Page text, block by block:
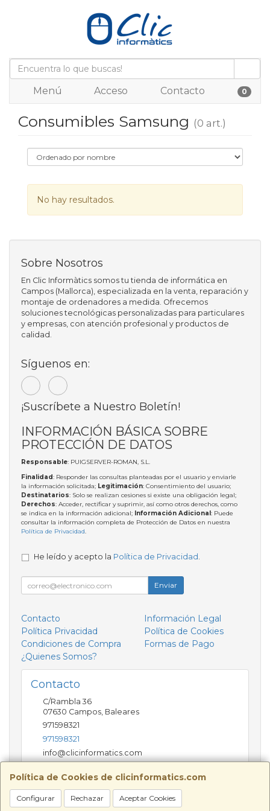
Menú Acceso Contacto 0
Consumibles Samsung (0 art.)
No hay resultados.
Política de Cookies de clicinformatics.com
Configurar Rechazar Aceptar Cookies
Sobre Nosotros
En Clic Informàtics somos tu tienda de informática en
Campos (Mallorca), especializada en la venta, reparación y
montaje de ordenadores a medida. Ofrecemos
soluciones tecnológicas personalizadas para particulares
y empresas, con atención profesional y productos de
calidad.
Síguenos en:
¡Suscríbete a Nuestro Boletín!
INFORMACIÓN BÁSICA SOBRE
PROTECCIÓN DE DATOS
Responsable: PUIGSERVER-ROMAN, S.L.
Finalidad: Responder las consultas planteadas por el usuario y enviarle
la información solicitada; Legitimación: Consentimiento del usuario;
Destinatarios: Solo se realizan cesiones si existe una obligación legal;
Derechos: Acceder, rectificar y suprimir, así como otros derechos, como
se indica en la información adicional; Información Adicional: Puede
consultar la información completa de Protección de Datos en nuestra
Política de Privacidad.
He leído y acepto la Política de Privacidad .
Enviar
Contacto
Información Legal
Política Privacidad
Política de Cookies
Condiciones de Compra
Formas de Pago
¿Quienes Somos?
Contacto
C/Rambla 36
07630 Campos, Baleares
971598321
971598321
info@clicinformatics.com
Horario